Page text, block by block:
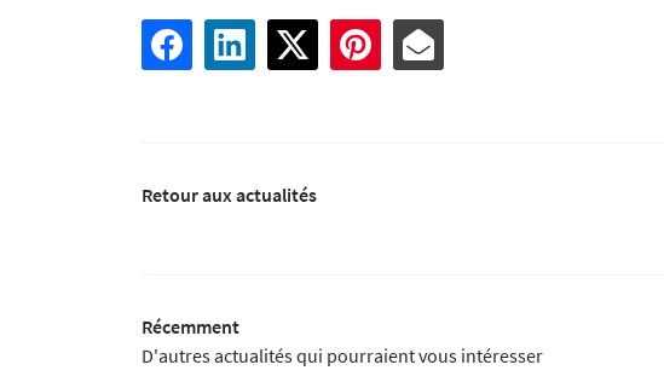
Retour aux actualités
Récemment
D'autres actualités qui pourraient vous intéresser